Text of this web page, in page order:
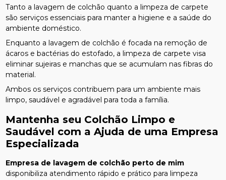
Tanto a lavagem de colchão quanto a limpeza de carpete
são serviços essenciais para manter a higiene e a saúde do
ambiente doméstico.
Enquanto a lavagem de colchão é focada na remoção de
ácaros e bactérias do estofado, a limpeza de carpete visa
eliminar sujeiras e manchas que se acumulam nas fibras do
material.
Ambos os serviços contribuem para um ambiente mais
limpo, saudável e agradável para toda a família.
Mantenha seu Colchão Limpo e
Saudável com a Ajuda de uma Empresa
Especializada
Empresa de lavagem de colchão perto de mim
disponibiliza atendimento rápido e prático para limpeza